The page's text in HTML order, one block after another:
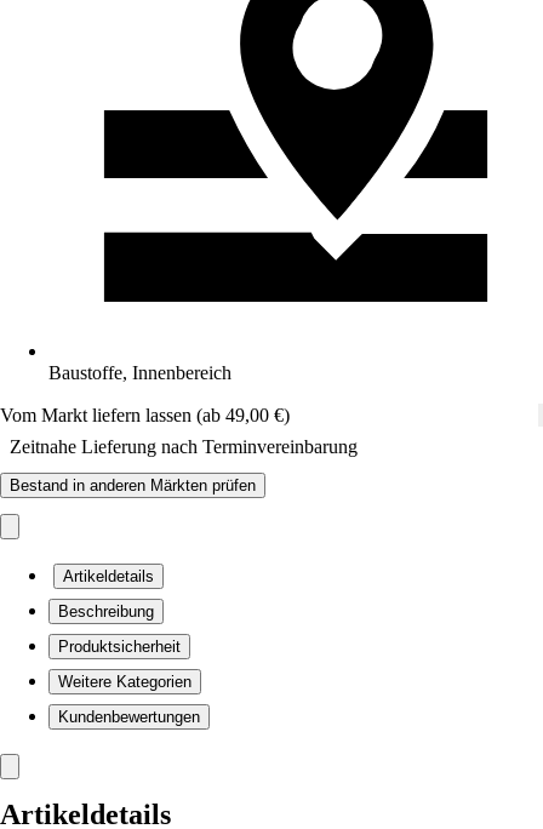
Baustoffe, Innenbereich
Vom Markt liefern lassen (ab 49,00 €)
Zeitnahe Lieferung nach Terminvereinbarung
Bestand in anderen Märkten prüfen
Artikeldetails
Beschreibung
Produktsicherheit
Weitere Kategorien
Kundenbewertungen
Artikeldetails